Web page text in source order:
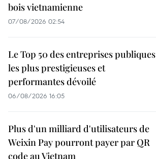
bois vietnamienne
07/08/2026 02:54
Le Top 50 des entreprises publiques
les plus prestigieuses et
performantes dévoilé
06/08/2026 16:05
Plus d'un milliard d'utilisateurs de
Weixin Pay pourront payer par QR
code au Vietnam